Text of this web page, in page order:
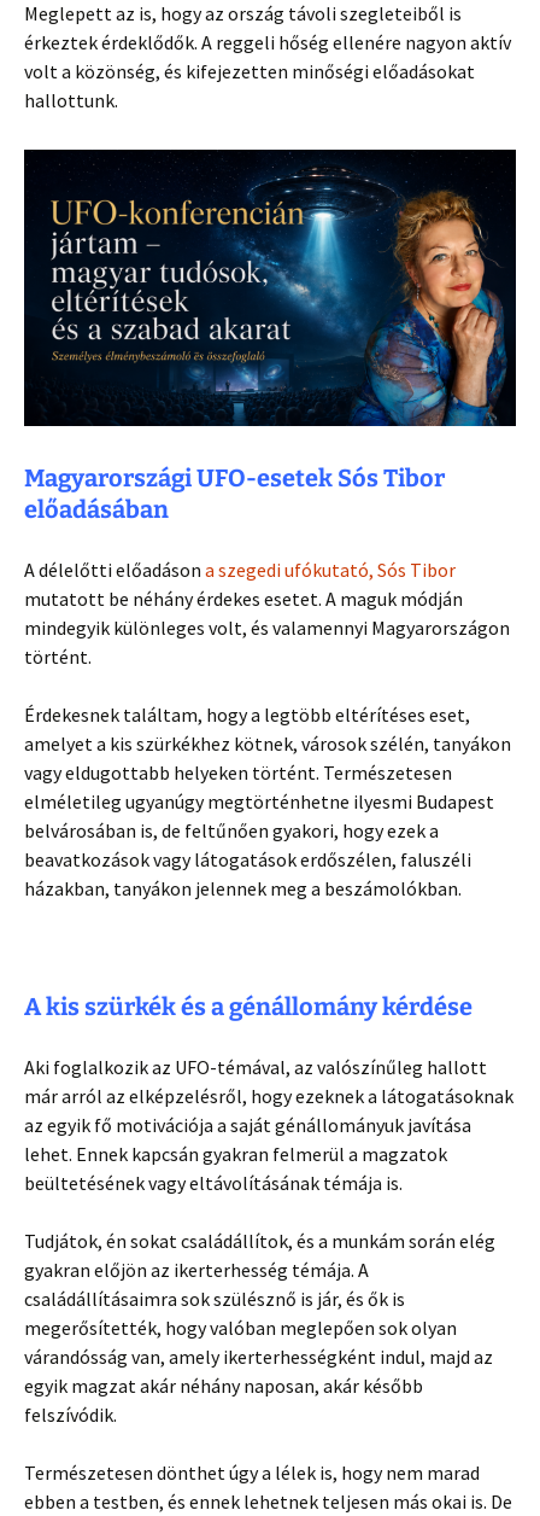
Meglepett az is, hogy az ország távoli szegleteiből is
érkeztek érdeklődők. A reggeli hőség ellenére nagyon aktív
volt a közönség, és kifejezetten minőségi előadásokat
hallottunk.
Magyarországi UFO-esetek Sós Tibor
előadásában
A délelőtti előadáson a szegedi ufókutató, Sós Tibor
mutatott be néhány érdekes esetet. A maguk módján
mindegyik különleges volt, és valamennyi Magyarországon
történt.
Érdekesnek találtam, hogy a legtöbb eltérítéses eset,
amelyet a kis szürkékhez kötnek, városok szélén, tanyákon
vagy eldugottabb helyeken történt. Természetesen
elméletileg ugyanúgy megtörténhetne ilyesmi Budapest
belvárosában is, de feltűnően gyakori, hogy ezek a
beavatkozások vagy látogatások erdőszélen, faluszéli
házakban, tanyákon jelennek meg a beszámolókban.
A kis szürkék és a génállomány kérdése
Aki foglalkozik az UFO-témával, az valószínűleg hallott
már arról az elképzelésről, hogy ezeknek a látogatásoknak
az egyik fő motivációja a saját génállományuk javítása
lehet. Ennek kapcsán gyakran felmerül a magzatok
beültetésének vagy eltávolításának témája is.
Tudjátok, én sokat családállítok, és a munkám során elég
gyakran előjön az ikerterhesség témája. A
családállításaimra sok szülésznő is jár, és ők is
megerősítették, hogy valóban meglepően sok olyan
várandósság van, amely ikerterhességként indul, majd az
egyik magzat akár néhány naposan, akár később
felszívódik.
Természetesen dönthet úgy a lélek is, hogy nem marad
ebben a testben, és ennek lehetnek teljesen más okai is. De